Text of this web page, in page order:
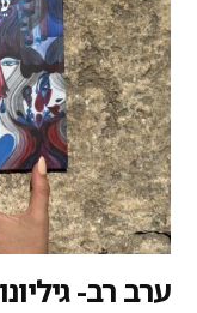
רב- גיליונות 5-8